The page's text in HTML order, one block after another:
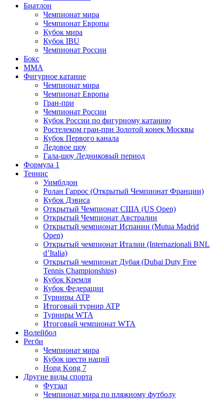
Биатлон
Чемпионат мира
Чемпионат Европы
Кубок мира
Кубок IBU
Чемпионат России
Бокс
MMA
Фигурное катание
Чемпионат мира
Чемпионат Европы
Гран-при
Чемпионат России
Кубок России по фигурному катанию
Ростелеком гран-при Золотой конек Москвы
Кубок Первого канала
Ледовое шоу
Гала-шоу Ледниковый период
Формула 1
Теннис
Уимблдон
Ролан Гаррос (Открытый Чемпионат Франции)
Кубок Дэвиса
Открытый Чемпионат США (US Open)
Открытый Чемпионат Австралии
Открытый чемпионат Испании (Mutua Madrid
Open)
Открытый чемпионат Италии (Internazionali BNL
d’Italia)
Открытый чемпионат Дубая (Dubai Duty Free
Tennis Championships)
Кубок Кремля
Кубок Федерации
Турниры ATP
Итоговый турнир ATP
Турниры WTA
Итоговый чемпионат WTA
Волейбол
Регби
Чемпионат мира
Кубок шести наций
Hong Kong 7
Другие виды спорта
Футзал
Чемпионат мира по пляжному футболу